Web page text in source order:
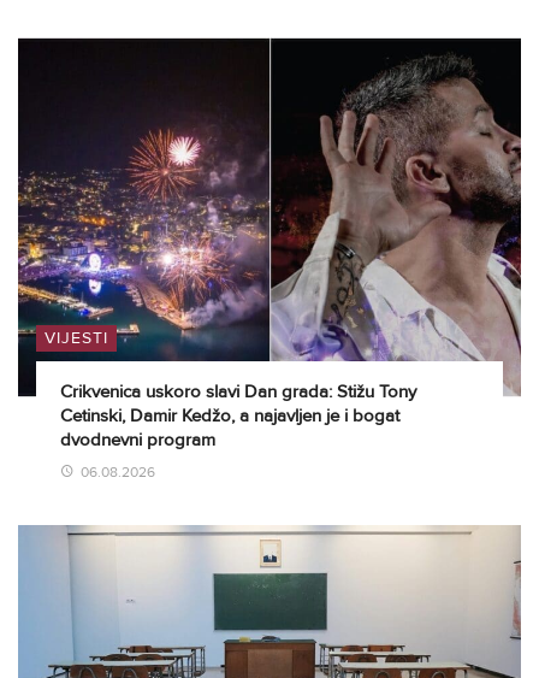
VIJESTI
Crikvenica uskoro slavi Dan grada: Stižu Tony
Cetinski, Damir Kedžo, a najavljen je i bogat
dvodnevni program
06.08.2026